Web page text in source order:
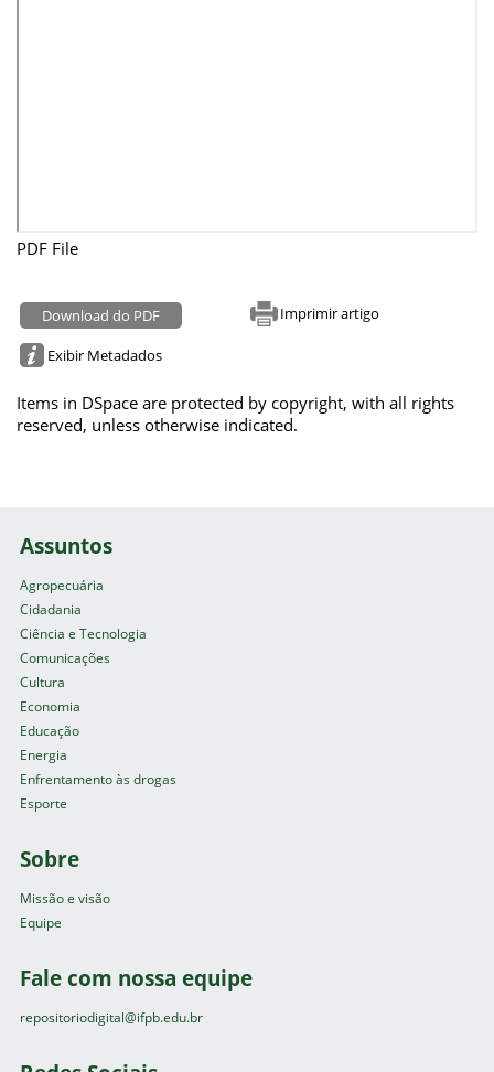
PDF File
Download do PDF Imprimir artigo
Exibir Metadados
Items in DSpace are protected by copyright, with all rights
reserved, unless otherwise indicated.
Assuntos
Agropecuária
Cidadania
Ciência e Tecnologia
Comunicações
Cultura
Economia
Educação
Energia
Enfrentamento às drogas
Esporte
Sobre
Missão e visão
Equipe
Fale com nossa equipe
repositoriodigital@ifpb.edu.br